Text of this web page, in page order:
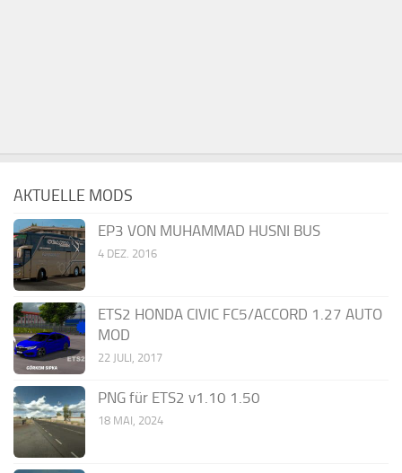
AKTUELLE MODS
EP3 VON MUHAMMAD HUSNI BUS
4 DEZ. 2016
ETS2 HONDA CIVIC FC5/ACCORD 1.27 AUTO
MOD
22 JULI, 2017
PNG für ETS2 v1.10 1.50
18 MAI, 2024